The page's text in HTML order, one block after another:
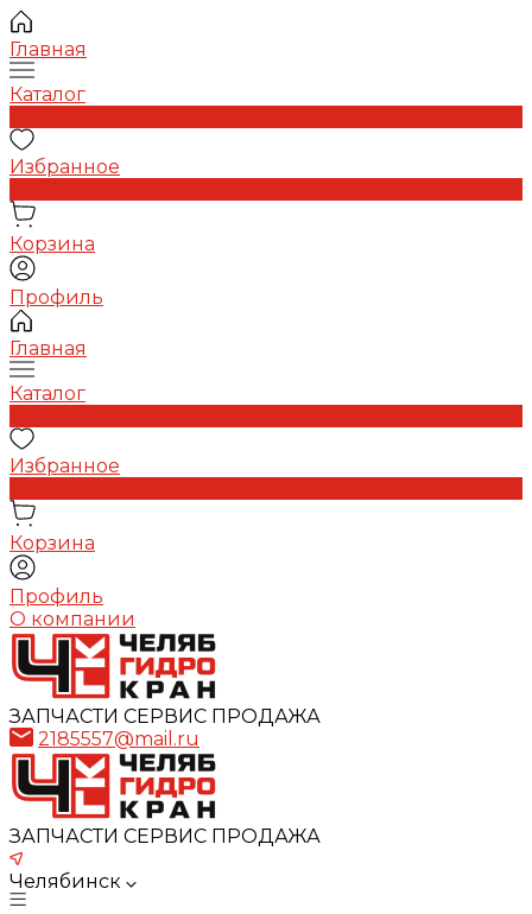
Главная
Каталог
Избранное
Корзина
Профиль
Главная
Каталог
Избранное
Корзина
Профиль
О компании
ЗАПЧАСТИ СЕРВИС ПРОДАЖА
2185557@mail.ru
ЗАПЧАСТИ СЕРВИС ПРОДАЖА
Челябинск